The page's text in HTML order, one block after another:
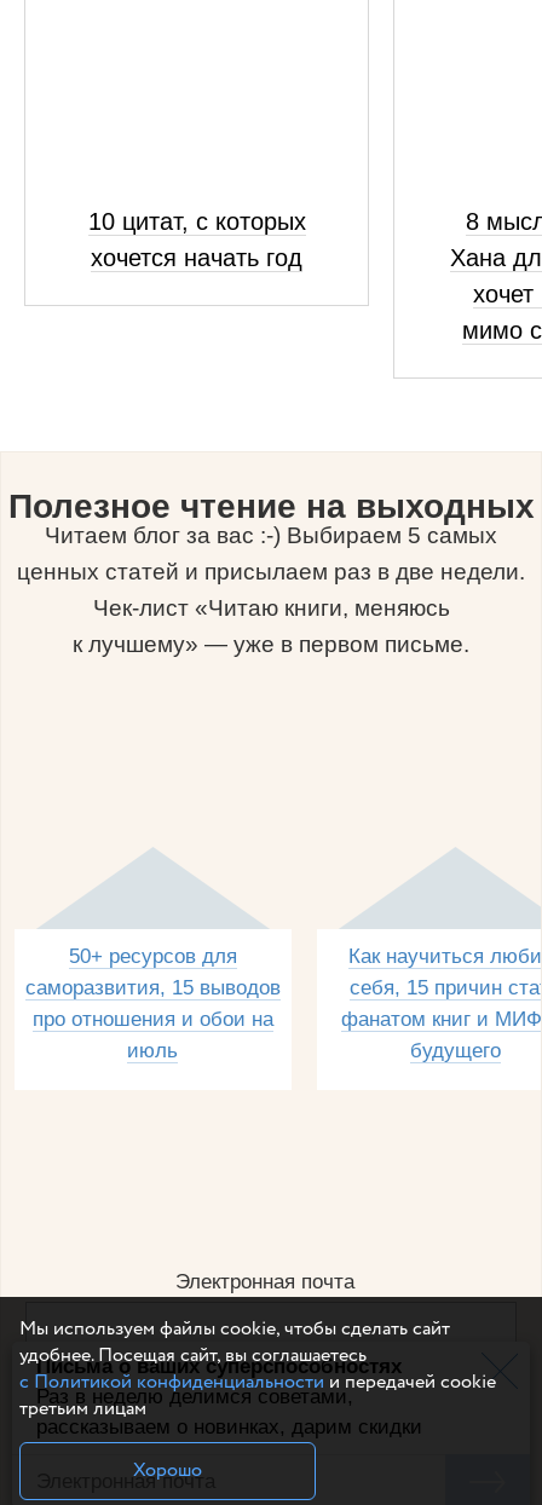
Письма о ваших суперспособностях
Раз в неделю делимся советами,
рассказываем о новинках, дарим скидки
10 цитат, с которых
хочется начать год
8
Хана
мимо
Полезное чтение на выходных
Читаем блог за вас :-) Выбираем 5 самых
ценных статей и присылаем раз в две недели.
Чек-лист «Читаю книги, меняюсь
к лучшему» — уже в первом письме.
50+ ресурсов для
саморазвития, 15 выводов
про отношения и обои на
июль
Как научиться
себя, 15 причин
фанатом книг и
будущего
Электронная почта
Например, dulsineya@gmail.com
Без спама и смс
Подписаться
Мы используем файлы cookie, чтобы сделать сайт
удобнее. Посещая сайт, вы соглашаетесь
с Политикой конфиденциальностии передачей cookie
третьим лицам
Хорошо